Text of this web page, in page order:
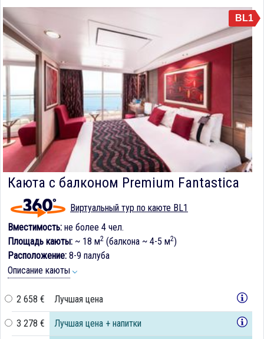
BL1
Каюта с балконом Premium Fantastica
Виртуальный тур по каюте BL1
Вместимость: не более 4 чел.
Площадь каюты: ~ 18 м2 (балкона ~ 4-5 м2)
Расположение: 8-9 палуба
Описание каюты
2 658 € Лучшая цена
3 278 € Лучшая цена + напитки